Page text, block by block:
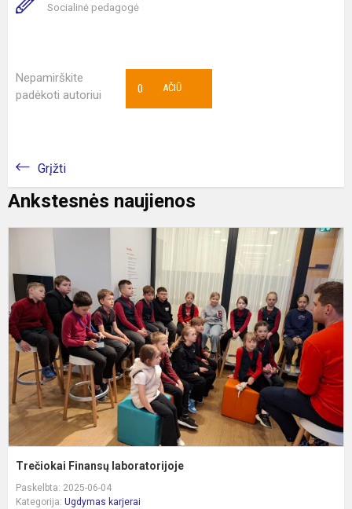
Socialinė pedagogė
Nepamirškite
padėkoti autoriui
AČIŪ
0
Grįžti
Ankstesnės naujienos
Trečiokai Finansų laboratorijoje
Paskelbta: 2025-06-04
Kategorija: Ugdymas karjerai